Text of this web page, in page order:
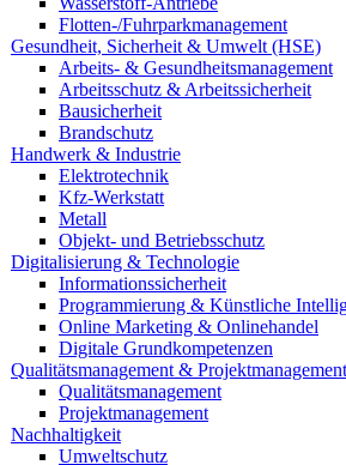
Flotten-/Fuhrparkmanagement
Gesundheit, Sicherheit & Umwelt (HSE)
Arbeits- & Gesundheitsmanagement
Arbeitsschutz & Arbeitssicherheit
Bausicherheit
Brandschutz
Handwerk & Industrie
Elektrotechnik
Kfz-Werkstatt
Metall
Objekt- und Betriebsschutz
Digitalisierung & Technologie
Informationssicherheit
Programmierung & Künstliche
Online Marketing & Onlinehandel
Digitale Grundkompetenzen
Qualitätsmanagement & Projektmanagement
Qualitätsmanagement
Projektmanagement
Nachhaltigkeit
Umweltschutz